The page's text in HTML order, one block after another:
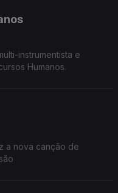
instrumentista e
Humanos.
a nova canção de